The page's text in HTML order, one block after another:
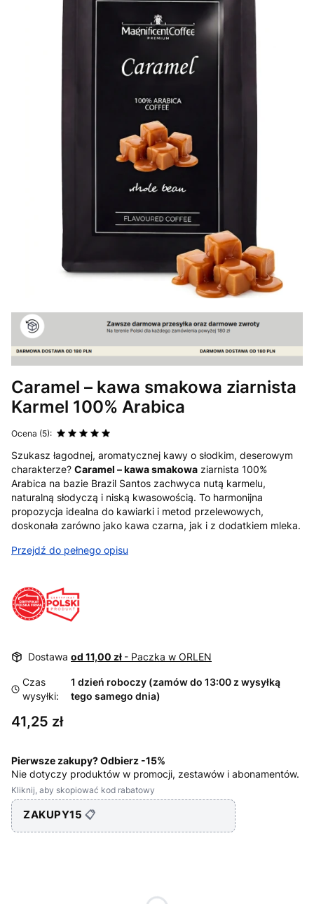
Caramel – kawa smakowa ziarnista
Karmel 100% Arabica
Ocena (5):
Szukasz łagodnej, aromatycznej kawy o słodkim, deserowym
charakterze? Caramel – kawa smakowa ziarnista 100%
Arabica na bazie Brazil Santos zachwyca nutą karmelu,
naturalną słodyczą i niską kwasowością. To harmonijna
propozycja idealna do kawiarki i metod przelewowych,
doskonała zarówno jako kawa czarna, jak i z dodatkiem mleka.
Przejdź do pełnego opisu
Dostawa od 11,00 zł - Paczka w ORLEN
Czas
wysyłki:
1 dzień roboczy (zamów do 13:00 z wysyłką
tego samego dnia)
Cena
41,25 zł
Pierwsze zakupy? Odbierz -15%
Nie dotyczy produktów w promocji, zestawów i abonamentów.
Kliknij, aby skopiować kod rabatowy
ZAKUPY15 📋